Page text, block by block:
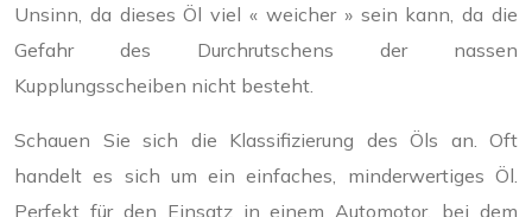
Unsinn, da dieses Öl viel « weicher » sein kann, da die
Gefahr des Durchrutschens der nassen
Kupplungsscheiben nicht besteht.
Schauen Sie sich die Klassifizierung des Öls an. Oft
handelt es sich um ein einfaches, minderwertiges Öl.
Perfekt für den Einsatz in einem Automotor, bei dem